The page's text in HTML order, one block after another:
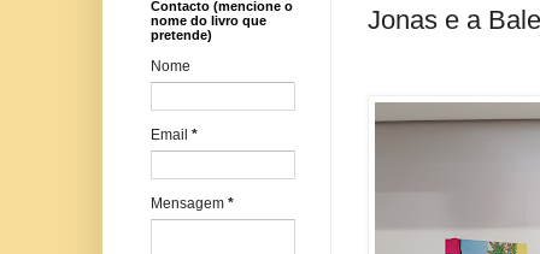
Jonas e a
Contacto (mencione o
nome do livro que
pretende)
Nome
Email *
Mensagem *